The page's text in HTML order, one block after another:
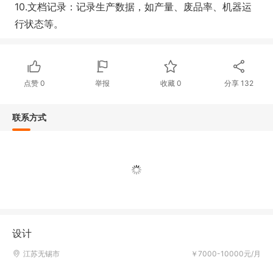
10.文档记录：记录生产数据，如产量、废品率、机器运
行状态等。
点赞 0 举报 收藏 0 分享 132
联系方式
设计
￥7000-10000元/月
江苏无锡市